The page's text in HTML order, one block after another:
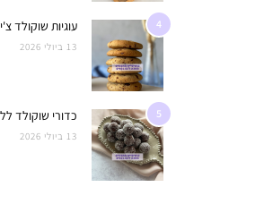
4 עוגיות שוקולד
13 ביולי 2026
5 כדורי שוקולד
13 ביולי 2026